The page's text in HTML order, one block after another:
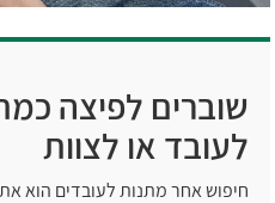
שוברים לפיצה
לעובד או לצוות
חיפוש אחר מתנות לעובדים הוא